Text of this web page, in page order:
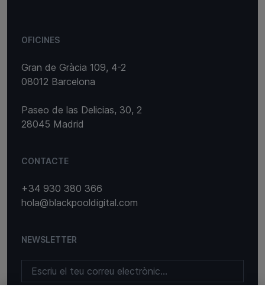
OFICINES
Gran de Gràcia 109, 4-2
08012 Barcelona
Paseo de las Delicias, 30, 2
28045 Madrid
CONTACTE
+34 930 380 366
hola@blackpooldigital.com
NEWSLETTER